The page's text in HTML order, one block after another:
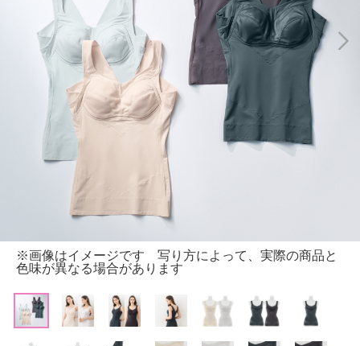
※画像はイメージです 写り方によって、実際の商品と
色味が異なる場合があります